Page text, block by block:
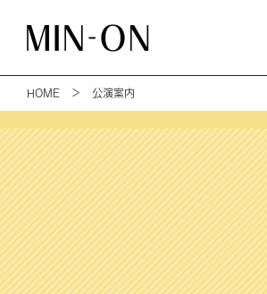
HOME ＞ 公演案内